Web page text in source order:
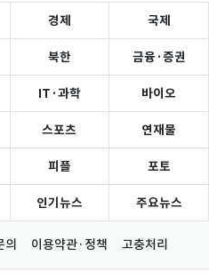
경제 국제
북한 금융·증권
IT·과학 바이오
스포츠 연재물
피플 포토
인기뉴스 주요뉴스
의 이용약관·정책 고충처리